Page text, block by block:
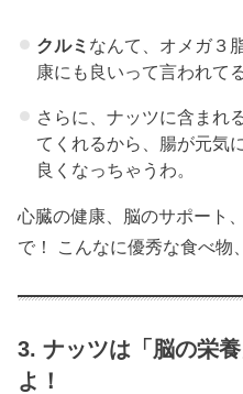
クルミ なんて、オメガ３
康にも良いって言われて
さらに、ナッツに含まれ
てくれるから、腸が元気
良くなっちゃうわ。
心臓の健康、脳のサポート
で！ こんなに優秀な食べ物
3. ナッツは「脳の栄
よ！